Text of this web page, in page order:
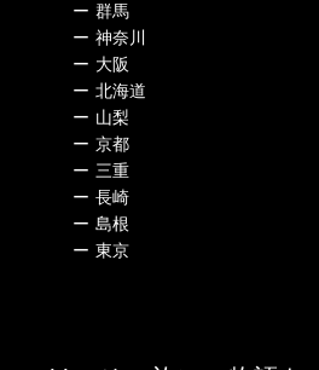
ー 群馬
ー 神奈川
ー 大阪
ー 北海道
ー 山梨
ー 京都
ー 三重
ー 長崎
ー 島根
ー 東京